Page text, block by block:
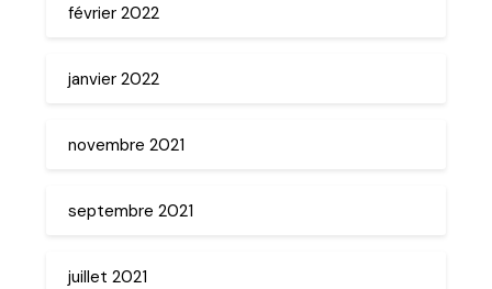
février 2022
janvier 2022
novembre 2021
septembre 2021
juillet 2021